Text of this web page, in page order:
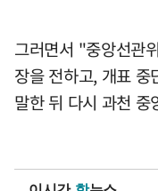
그러면서 "중앙선관
장을 전하고, 개표
말한 뒤 다시 과천 중